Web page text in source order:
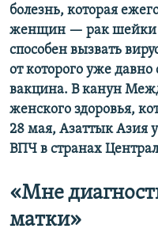
болезнь, которая
женщин — рак шейки
способен вызвать
от которого уже
вакцина. В канун
женского здоровья,
28 мая, Азаттык Азия
ВПЧ в странах
«Мне
матки»